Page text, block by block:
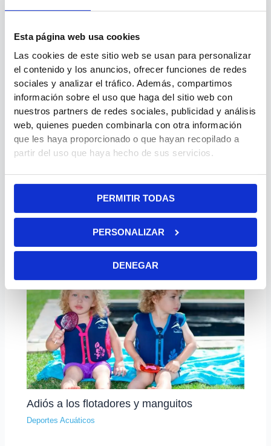
Esta página web usa cookies
Las cookies de este sitio web se usan para personalizar
el contenido y los anuncios, ofrecer funciones de redes
sociales y analizar el tráfico. Además, compartimos
información sobre el uso que haga del sitio web con
nuestros partners de redes sociales, publicidad y análisis
web, quienes pueden combinarla con otra información
que les haya proporcionado o que hayan recopilado a
partir del uso que haya hecho de sus servicios.
PERMITIR TODAS
PERSONALIZAR
DENEGAR
Tipos de piscinas desmontables
Deportes Acuáticos
Piscinas de plástico inflables o hinchables
Deportes Acuáticos
Adiós a los flotadores y manguitos
Deportes Acuáticos